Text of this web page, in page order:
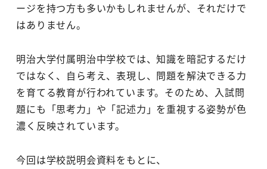
ージを持つ方も多いかもしれませんが、それだけで
はありません。
明治大学付属明治中学校では、知識を暗記するだけ
ではなく、自ら考え、表現し、問題を解決できる力
を育てる教育が行われています。そのため、入試問
題にも「思考力」や「記述力」を重視する姿勢が色
濃く反映されています。
今回は学校説明会資料をもとに、